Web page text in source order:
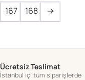
167 168 →
Ücretsiz Teslimat
İstanbul içi tüm siparişlerde